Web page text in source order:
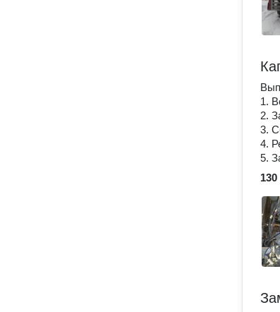
1.
2.
3.
4.
5.
130